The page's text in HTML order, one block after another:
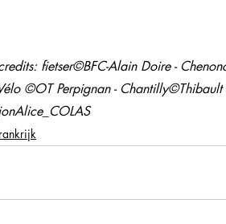
fietser©BFC-Alain Doire -
©OT Perpignan -